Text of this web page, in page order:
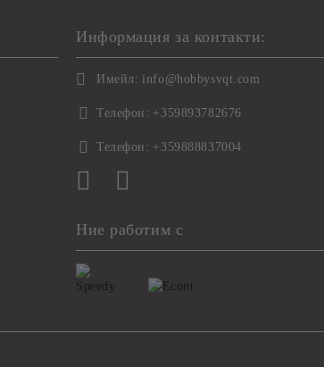
Информация за контакти:
Имейл: info@hobbysvqt.com
Телефон: +359893782676
Телефон: +359888837004
Ние работим с